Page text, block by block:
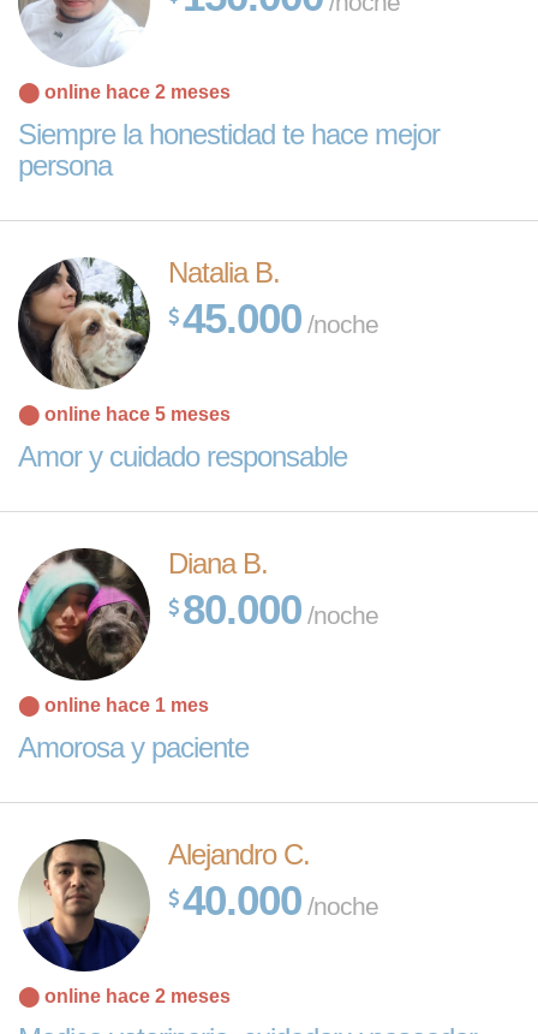
⬤ online hace 2 meses
Siempre la honestidad te hace mejor
persona
Natalia B.
45.000 /noche
⬤ online hace 5 meses
Amor y cuidado responsable
Diana B.
80.000 /noche
⬤ online hace 1 mes
Amorosa y paciente
Alejandro C.
40.000 /noche
⬤ online hace 2 meses